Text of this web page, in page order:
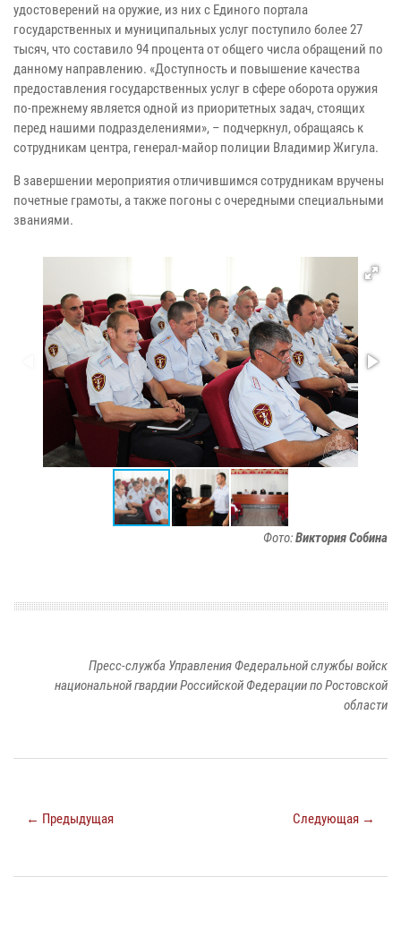
удостоверений на оружие, из них с Единого портала
государственных и муниципальных услуг поступило более 27
тысяч, что составило 94 процента от общего числа обращений по
данному направлению. «Доступность и повышение качества
предоставления государственных услуг в сфере оборота оружия
по-прежнему является одной из приоритетных задач, стоящих
перед нашими подразделениями», – подчеркнул, обращаясь к
сотрудникам центра, генерал-майор полиции Владимир Жигула.
В завершении мероприятия отличившимся сотрудникам вручены
почетные грамоты, а также погоны с очередными специальными
званиями.
Фото:Виктория Собина
Пресс-служба Управления Федеральной службы войск
национальной гвардии Российской Федерации по Ростовской
области
← Предыдущая Следующая →